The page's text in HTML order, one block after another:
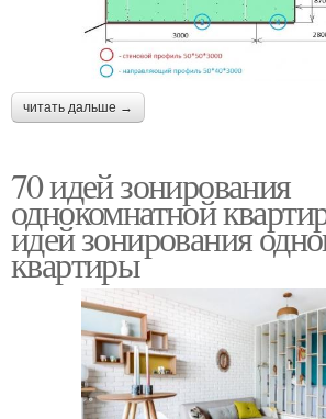
читать дальше →
70 идей зонирования
однокомнатной
идей зонирования
квартиры